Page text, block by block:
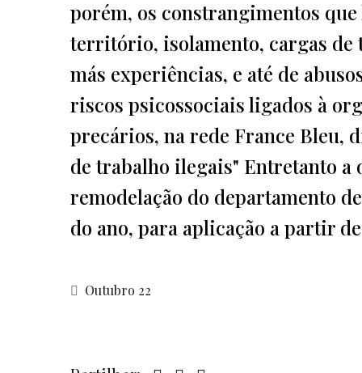
porém, os constrangimentos
território, isolamento, cargas de
más experiências, e até de
riscos psicossociais ligados à
precários, na rede France Bleu,
de trabalho ilegais" Entretanto a
remodelação do departamento
do ano, para aplicação a partir de
Outubro 22